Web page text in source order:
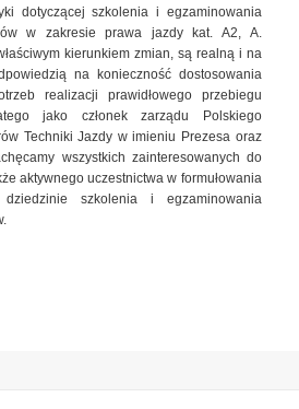
dotyczącej szkolenia i egzaminowania
w zakresie prawa jazdy kat. A2, A.
kierunkiem zmian, są realną i na
na konieczność dostosowania
realizacji prawidłowego przebiegu
jako członek zarządu Polskiego
Techniki Jazdy w imieniu Prezesa oraz
wszystkich zainteresowanych do
aktywnego uczestnictwa w formułowania
szkolenia i egzaminowania